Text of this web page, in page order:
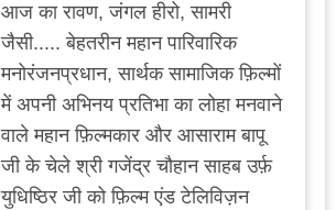
आज का रावण, जंगल हीरो, सामरी
जैसी..... बेहतरीन महान पारिवारिक
मनोरंजनप्रधान, सार्थक सामाजिक फ़िल्मों
में अपनी अभिनय प्रतिभा का लोहा मनवाने
वाले महान फ़िल्मकार और आसाराम बापू
जी के चेले श्री गजेंद्र चौहान साहब उर्फ़
युधिष्ठिर जी को फ़िल्म एंड टेलिविज़न